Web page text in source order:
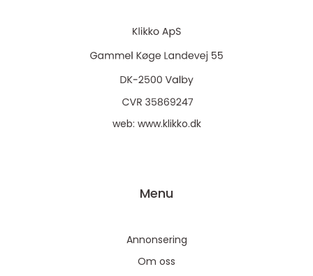
web: www.klikko.dk
Menu
Annonsering
Om oss